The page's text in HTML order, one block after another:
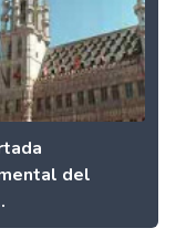
del